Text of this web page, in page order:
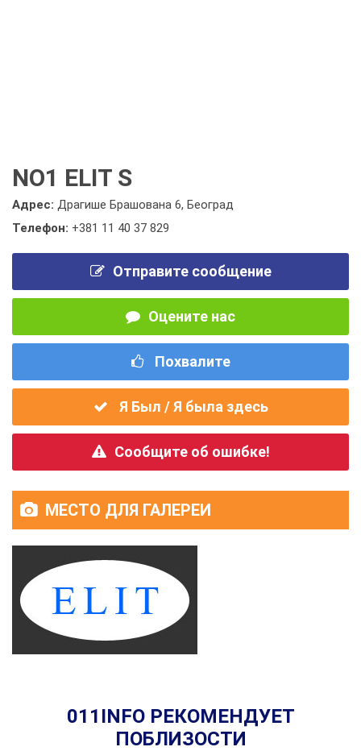
NO1 ELIT S
Адрес: Драгише Брашована 6, Београд
Телефон: +381 11 40 37 829
Отправите сообщение
Оцените нас
Похвалите
Я Был / Я была здесь
Сообщите об ошибке!
МЕСТО ДЛЯ ГАЛЕРЕИ
011INFO РЕКОМЕНДУЕТ
ПОБЛИЗОСТИ